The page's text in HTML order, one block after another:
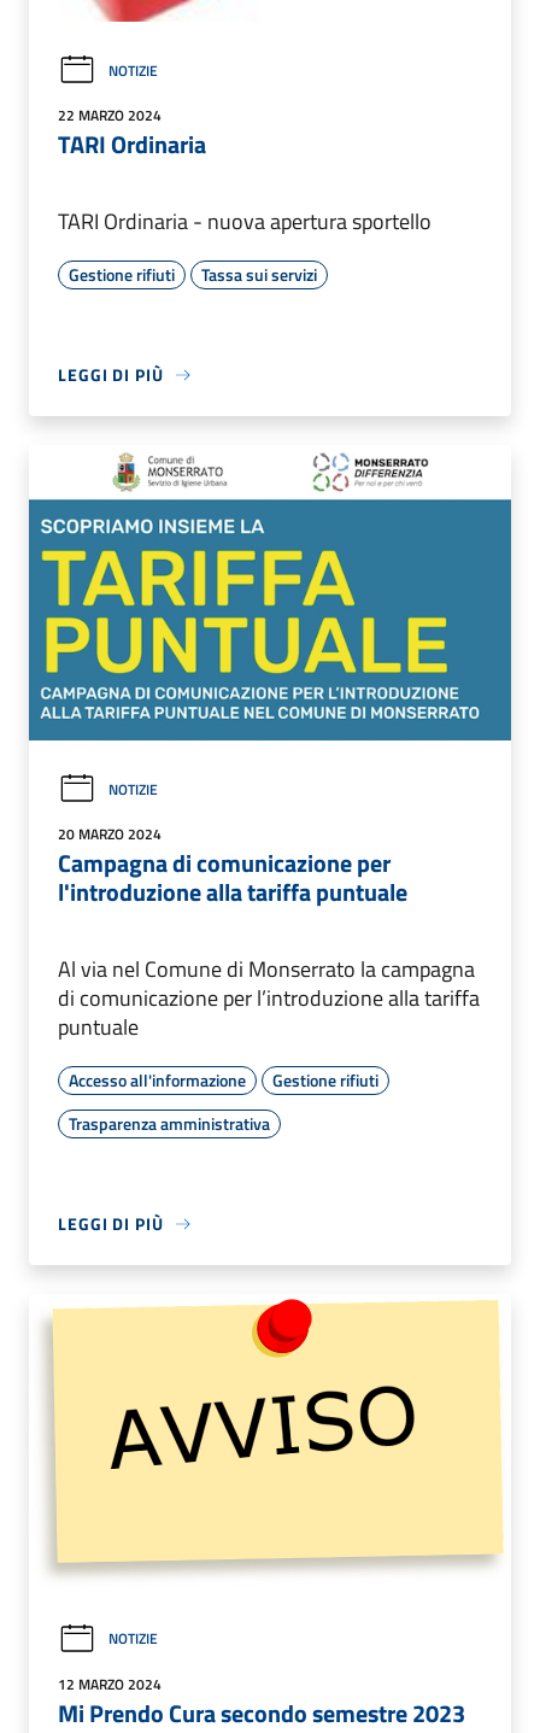
NOTIZIE
22 MARZO 2024
TARI Ordinaria
TARI Ordinaria - nuova apertura sportello
Gestione rifiuti Tassa sui servizi
LEGGI DI PIÙ
NOTIZIE
20 MARZO 2024
Campagna di comunicazione per
l'introduzione alla tariffa puntuale
Al via nel Comune di Monserrato la campagna
di comunicazione per l’introduzione alla tariffa
puntuale
Accesso all'informazione
Gestione rifiuti
Trasparenza amministrativa
LEGGI DI PIÙ
NOTIZIE
12 MARZO 2024
Mi Prendo Cura secondo semestre 2023